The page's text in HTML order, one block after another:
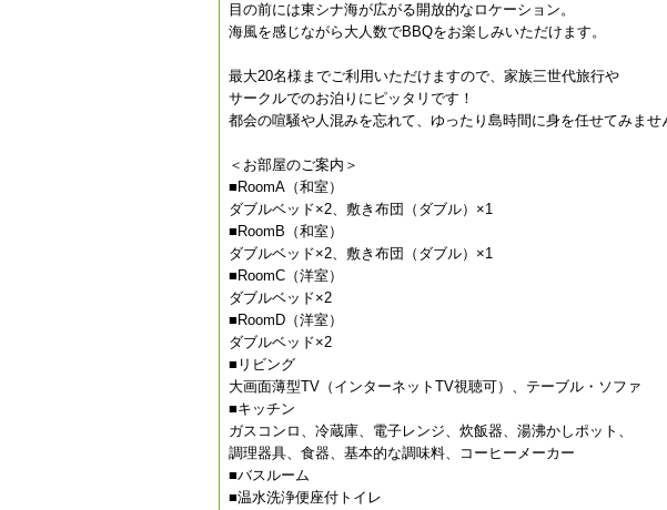
目の前には東シナ海が広がる開放的なロケーション。
海風を感じながら大人数でBBQをお楽しみいただけます。
最大20名様までご利用いただけますので、家族三世代旅行や
サークルでのお泊りにピッタリです！
都会の喧騒や人混みを忘れて、ゆったり島時間に身を任せてみませ
＜お部屋のご案内＞
■RoomA（和室）
ダブルベッド×2、敷き布団（ダブル）×1
■RoomB（和室）
ダブルベッド×2、敷き布団（ダブル）×1
■RoomC（洋室）
ダブルベッド×2
■RoomD（洋室）
ダブルベッド×2
■リビング
大画面薄型TV（インターネットTV視聴可）、テーブル・ソファ
■キッチン
ガスコンロ、冷蔵庫、電子レンジ、炊飯器、湯沸かしポット、
調理器具、食器、基本的な調味料、コーヒーメーカー
■バスルーム
■温水洗浄便座付トイレ